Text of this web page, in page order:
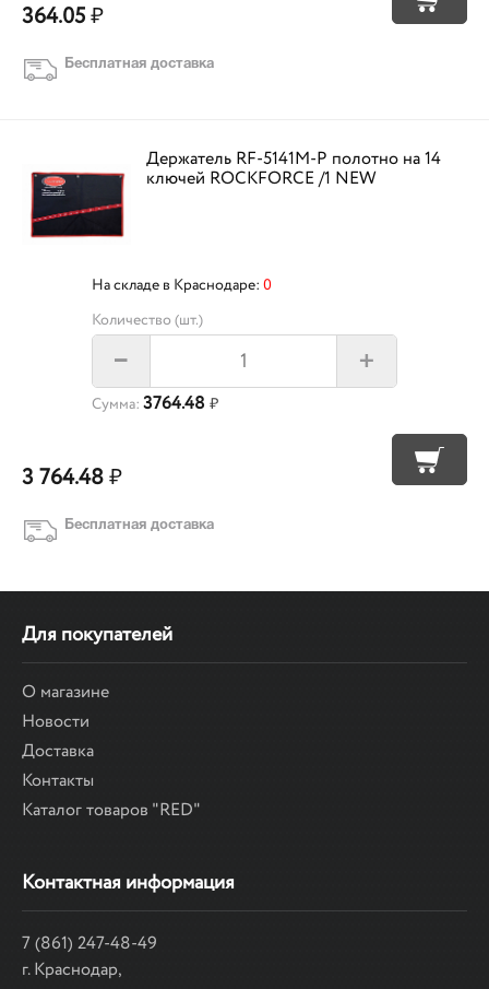
364.05₽
Бесплатная доставка
Держатель RF-5141M-P полотно на 14
ключей ROCKFORCE /1 NEW
На складе в Краснодаре: 0
Количество (шт.)
– +
Сумма: 3764.48 ₽
3 764.48₽
Бесплатная доставка
Для покупателей
О магазине
Новости
Доставка
Контакты
Каталог товаров "RED"
Контактная информация
7 (861) 247-48-49
г. Краснодар,